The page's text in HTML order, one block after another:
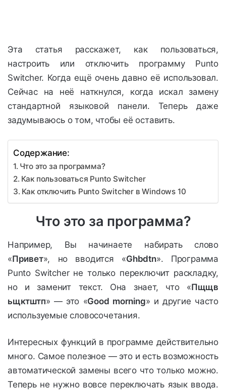
Эта статья расскажет, как пользоваться,
настроить или отключить программу Punto
Switcher. Когда ещё очень давно её использовал.
Сейчас на неё наткнулся, когда искал замену
стандартной языковой панели. Теперь даже
задумываюсь о том, чтобы её оставить.
Содержание:
Что это за программа?
Как пользоваться Punto Switcher
Как отключить Punto Switcher в Windows 10
Что это за программа?
Например, Вы начинаете набирать слово
«Привет», но вводится «Ghbdtn». Программа
Punto Switcher не только переключит раскладку,
но и заменит текст. Она знает, что «Пщщв
ьщктштп» — это «Good morning» и другие часто
используемые словосочетания.
Интересных функций в программе действительно
много. Самое полезное — это и есть возможность
автоматической замены всего что только можно.
Теперь не нужно вовсе переключать язык ввода.